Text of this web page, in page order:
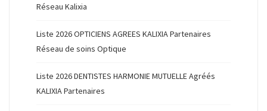
Réseau Kalixia
Liste 2026 OPTICIENS AGREES KALIXIA Partenaires
Réseau de soins Optique
Liste 2026 DENTISTES HARMONIE MUTUELLE Agréés
KALIXIA Partenaires